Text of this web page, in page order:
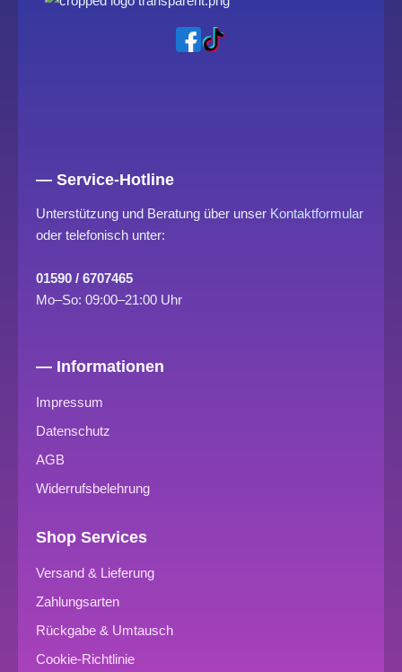
— Service-Hotline
Unterstützung und Beratung über unser Kontaktformular
oder telefonisch unter:
01590 / 6707465
Mo–So: 09:00–21:00 Uhr
— Informationen
Impressum
Datenschutz
AGB
Widerrufsbelehrung
Shop Services
Versand & Lieferung
Zahlungsarten
Rückgabe & Umtausch
Cookie-Richtlinie